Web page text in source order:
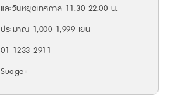
และวันหยุดเทศกาล 11.30-22.00 น.
ประมาณ 1,000-1,999 เยน
01-1233-2911
Suage+